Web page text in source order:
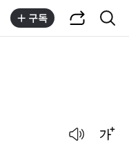
구독